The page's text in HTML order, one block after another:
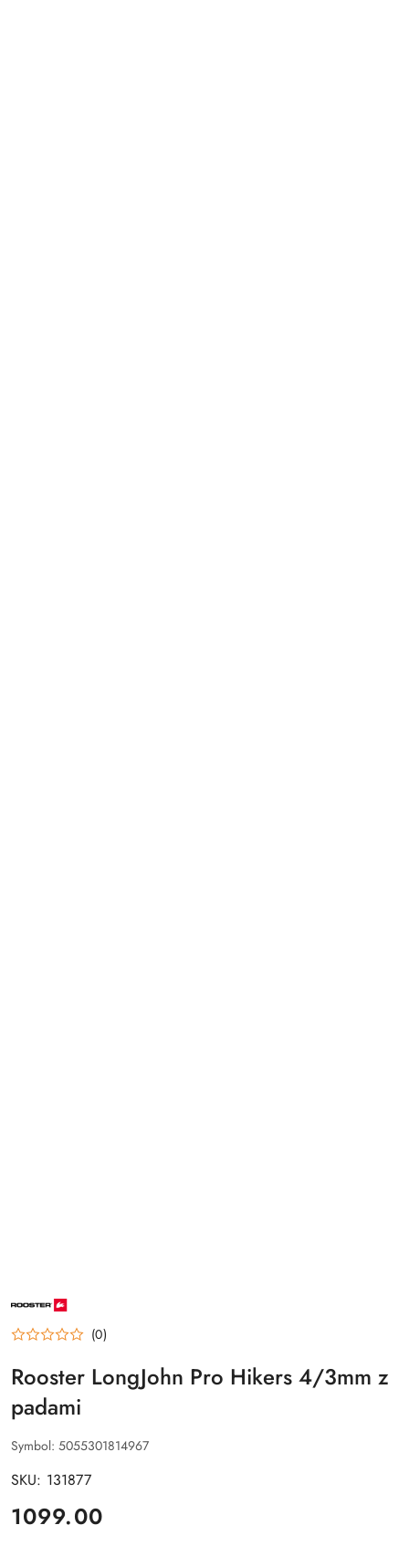
NAZWA
PRODUCENTA:
ROOSTER (0)
Rooster LongJohn Pro Hikers 4/3mm z
padami
Symbol: 5055301814967
SKU: 131877
cena:
1099.00